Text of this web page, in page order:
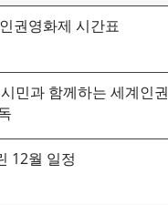
권영화제 시간표
민과 함께하는 세계인권
12월 일정